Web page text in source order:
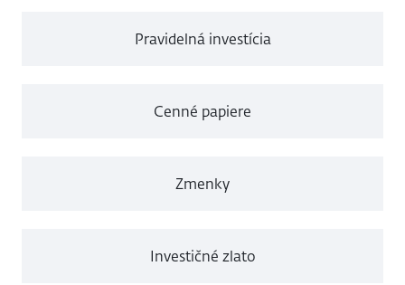
Pravidelná investícia
Cenné papiere
Zmenky
Investičné zlato